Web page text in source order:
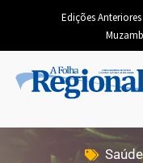
Edições Anteriores
Saúde